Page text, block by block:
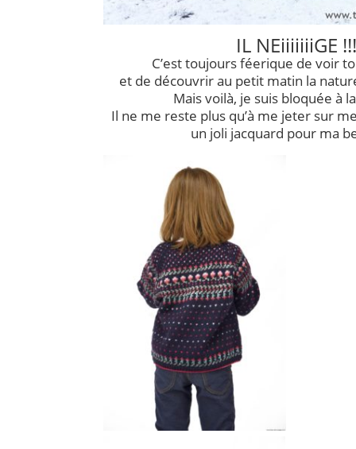
IL NEiiiiiiiGE !!!
C’est toujours féerique de voir
et de découvrir au petit matin la
Mais voilà, je suis bloquée à
Il ne me reste plus qu’à me jeter sur
un joli jacquard pour ma